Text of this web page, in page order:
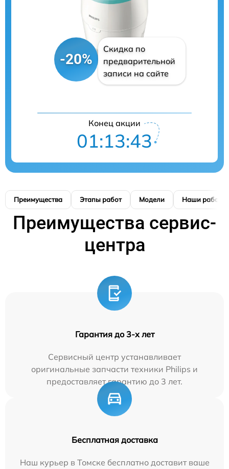
-20%
Скидка по
предварительной
записи на сайте
Конец акции
01:13:42
Преимущества Этапы работ Модели Наши работы
Преимущества сервис-
центра
Гарантия до 3-х лет
Сервисный центр устанавливает
оригинальные запчасти техники Philips и
предоставляет гарантию до 3 лет.
Бесплатная доставка
Наш курьер в Томске бесплатно доставит ваше